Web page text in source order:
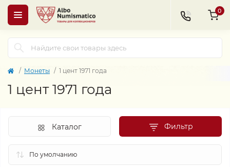
0
Монеты 1 цент 1971 года
1 цент 1971 года
Фильтр
Каталог